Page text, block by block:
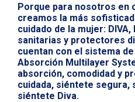
Porque para nosotros en
creamos la más
cuidado de la mujer:
sanitarias y protectores
cuentan con el sistema
Absorción Multilayer
absorción, comodidad y
cuidada, siéntete segura,
siéntete Diva.